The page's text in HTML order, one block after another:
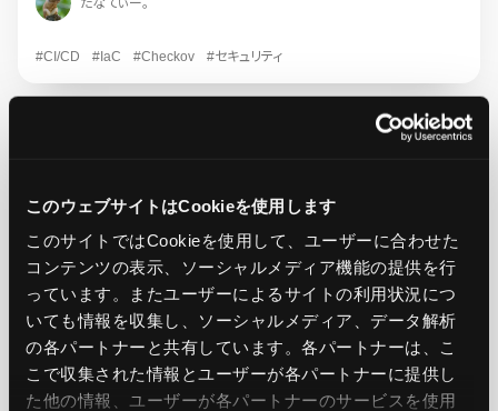
このウェブサイトはCookieを使用します
このサイトではCookieを使用して、ユーザーに合わせた
コンテンツの表示、ソーシャルメディア機能の提供を行
っています。またユーザーによるサイトの利用状況につ
いても情報を収集し、ソーシャルメディア、データ解析
の各パートナーと共有しています。各パートナーは、こ
こで収集された情報とユーザーが各パートナーに提供し
た他の情報、ユーザーが各パートナーのサービスを使用
たなてぃー。
#CI/CD #IaC #Checkov #セキュリティ
AWS
#AWS 656 #AWS CloudFormation 6
#AWS CodeBuild 1 #AWS Graviton #AWS Health 2
#AWS Lambda 2 #AWS MLS 1 #AWS Nitro 1